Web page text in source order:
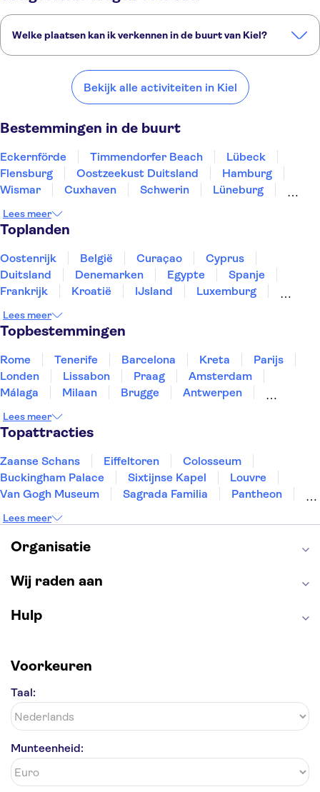
Welke plaatsen kan ik verkennen in de buurt van Kiel?
buurt van Kiel:
Timmendorfer Beach
Flensburg
Bekijk alle activiteiten in Kiel
Bestemmingen in de buurt
Eckernförde Timmendorfer Beach
Lübeck
Flensburg
Oostzeekust Duitsland
Hamburg
Wismar
Cuxhaven Schwerin
Lüneburg
Lees meer
Toplanden
Oostenrijk België Curaçao
Cyprus
Duitsland
Denemarken Egypte
Spanje
Frankrijk
Kroatië IJsland
Luxemburg
Slovenië
Thailand
Lees meer
Topbestemmingen
Rome Tenerife Barcelona Kreta
Parijs
Londen
Lissabon Praag
Amsterdam
Málaga
Milaan Brugge
Antwerpen
Eindhoven
Lees meer
Topattracties
Zaanse Schans Eiffeltoren
Colosseum
Buckingham Palace
Sixtijnse Kapel
Louvre
Van Gogh Museum
Sagrada Familia
Pantheon
Keukenhof
ARTIS
Edinburgh Castle
Alcatraz
Park Güell
Lees meer
Organisatie
Wij raden aan
Hulp
Voorkeuren
Taal:
Munteenheid: